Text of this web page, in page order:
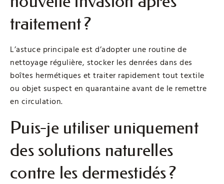
traitement ?
L’astuce principale est d’adopter une routine de
nettoyage régulière, stocker les denrées dans des
boîtes hermétiques et traiter rapidement tout textile
ou objet suspect en quarantaine avant de le remettre
en circulation.
Puis-je utiliser uniquement
des solutions naturelles
contre les dermestidés ?